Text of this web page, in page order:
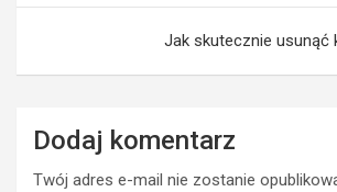
Jak skutecznie usunąć
Dodaj komentarz
Twój adres e-mail nie zostanie